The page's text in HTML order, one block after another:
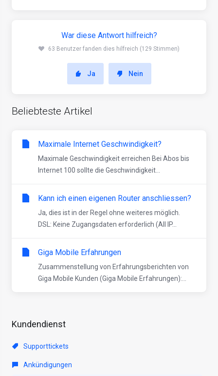
Kundendienst
Supporttickets
Ankündigungen
War diese Antwort hilfreich?
63 Benutzer fanden dies hilfreich (129 Stimmen)
Ja Nein
Beliebteste Artikel
Maximale Internet Geschwindigkeit?
Maximale Geschwindigkeit erreichen Bei Abos bis
Internet 100 sollte die Geschwindigkeit...
Kann ich einen eigenen Router anschliessen?
Ja, dies ist in der Regel ohne weiteres möglich.
DSL: Keine Zugangsdaten erforderlich (All IP...
Giga Mobile Erfahrungen
Zusammenstellung von Erfahrungsberichten von
Giga Mobile Kunden (Giga Mobile Erfahrungen):...